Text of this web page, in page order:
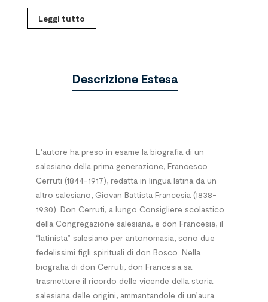
Leggi tutto
Descrizione Estesa
L'autore ha preso in esame la biografia di un
salesiano della prima generazione, Francesco
Cerruti (1844-1917), redatta in lingua latina da un
altro salesiano, Giovan Battista Francesia (1838-
1930). Don Cerruti, a lungo Consigliere scolastico
della Congregazione salesiana, e don Francesia, il
“latinista” salesiano per antonomasia, sono due
fedelissimi figli spirituali di don Bosco. Nella
biografia di don Cerruti, don Francesia sa
trasmettere il ricordo delle vicende della storia
salesiana delle origini, ammantandole di un’aura